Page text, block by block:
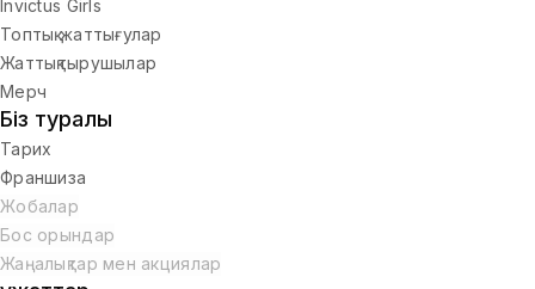
Invictus Girls
Топтық жаттығулар
Жаттықтырушылар
Мерч
Біз туралы
Тарих
Франшиза
Жобалар
Бос орындар
Жаңалықтар мен акциялар